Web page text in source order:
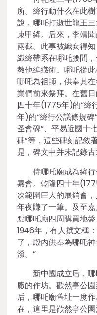
所。絳行動什么在此
說，哪吒打逝世龍王
束甲絳。后來，李靖
兩截。此事被織女得
織絳帶系在哪吒腰間
教他編織術。哪吒從
哪吒為祖師，供奉其
業們前來祭拜。在舊
四十年(1775年)的“絳
年)的“絳行公議條規
圣會碑”、平易近國十
碑”等，這些碑刻記敘
是，碑文中并未記錄古
待哪吒廟成為絳
嘉會。乾隆四十年
次範圍巨大的展銷會
年夜賺了一筆。及至
點哪吒廟四周購買地
1946年，有人撰文稱
了，殿內供奉為哪吒
潑。”
新中國成立后，
廠的作坊。歡然亭公
后，哪吒廟舊址一度
在，這里是歡然亭公園